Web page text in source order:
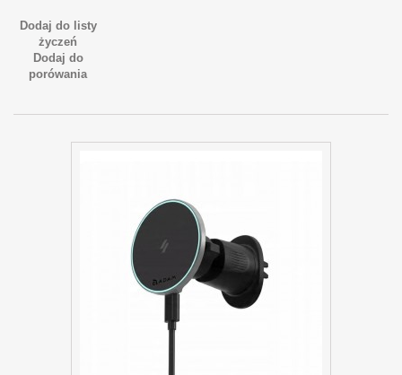
Dodaj do listy
życzeń
Dodaj do
porówania